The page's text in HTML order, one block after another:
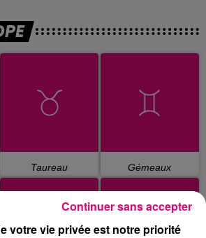
Taureau Gémeaux
votre vie privée est notre priorité
Continuer sans accepter